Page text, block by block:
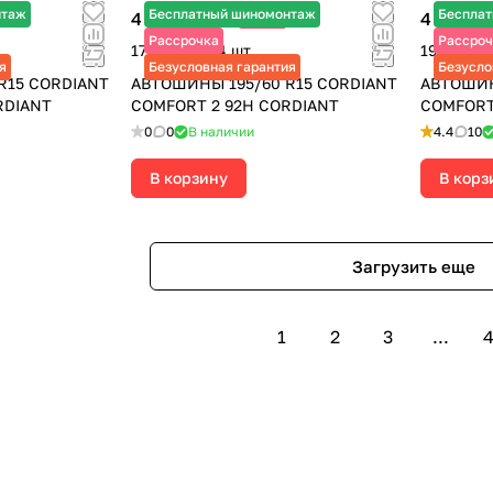
CORDIANT
Бесплатный шиномонтаж
Рассрочка
Безусловная гарантия
4 330 ₽5 770 ₽ -25%
17 320 ₽ за 4 шт.
АВТОШИНЫ 195/60 R15 CORDIANT
COMFORT 2 92H CORDIANT
0 0 В наличии
В корзину
4 750 ₽5
19 000 ₽
4.4 10
В
Загрузить еще
1 2 3 ...